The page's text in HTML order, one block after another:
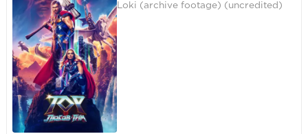
Loki (archive footage) (uncredited)